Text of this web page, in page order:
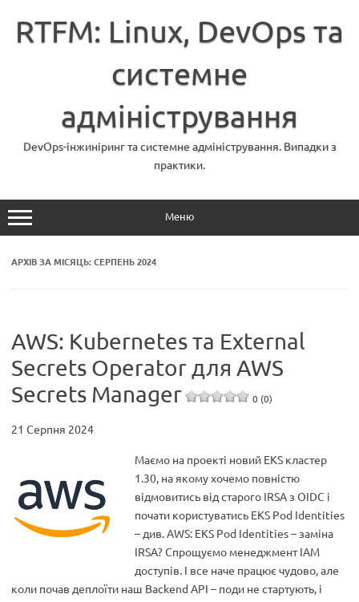
вмістуRTFM: Linux, DevOps та
системне
адміністрування
DevOps-інжиніринг та системне адміністрування. Випадки з
практики.
Меню
АРХІВ ЗА МІСЯЦЬ:СЕРПЕНЬ 2024
AWS: Kubernetes та External
Secrets Operator для AWS
Secrets Manager
0 (0)
21 Серпня 2024
Маємо на проекті новий EKS кластер
1.30, на якому хочемо повністю
відмовитись від старого IRSA з OIDC і
почати користуватись EKS Pod Identities
– див. AWS: EKS Pod Identities – заміна
IRSA? Спрощуємо менеджмент IAM
доступів. І все наче працює чудово, але
коли почав деплоїти наш Backend API – поди не стартують, і